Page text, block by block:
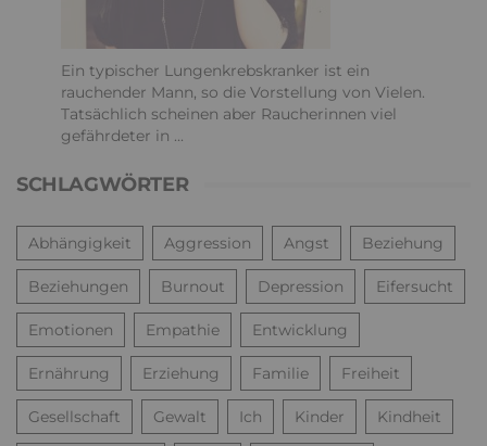
Ein typischer Lungenkrebskranker ist ein
rauchender Mann, so die Vorstellung von Vielen.
Tatsächlich scheinen aber Raucherinnen viel
gefährdeter in ...
SCHLAGWÖRTER
Abhängigkeit Aggression Angst Beziehung
Beziehungen Burnout Depression Eifersucht
Emotionen Empathie Entwicklung
Ernährung Erziehung Familie Freiheit
Gesellschaft Gewalt Ich Kinder Kindheit